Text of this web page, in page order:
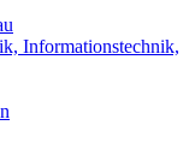
Informationstechnik,